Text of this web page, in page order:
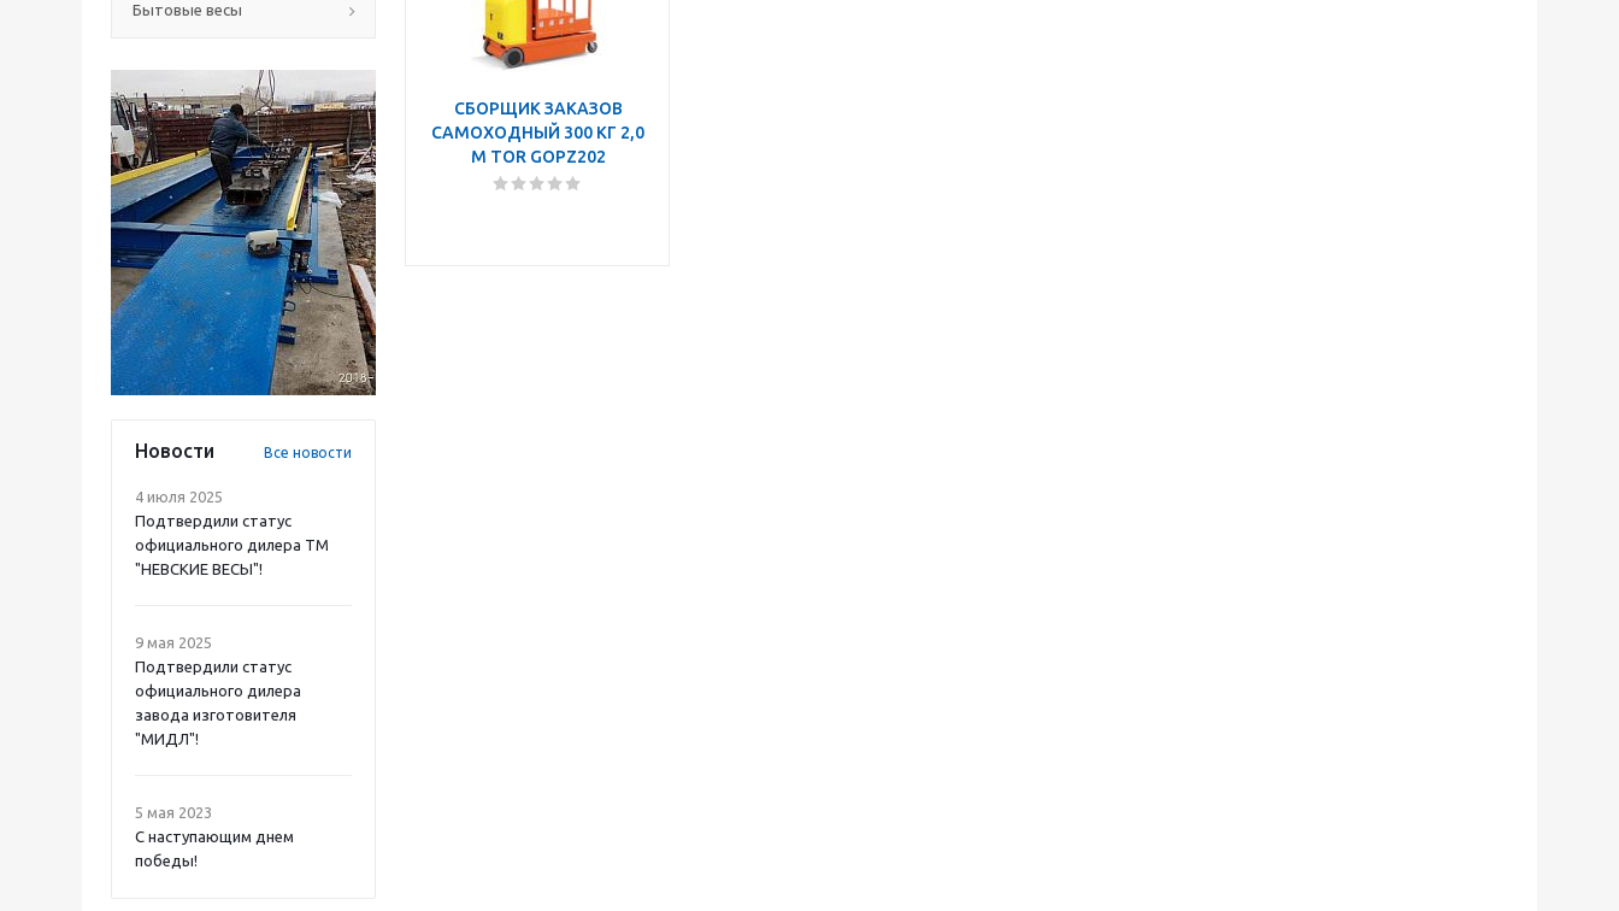
Бытовые весы
Новости Все новости
4 июля 2025
Подтвердили статус
официального дилера ТМ
"НЕВСКИЕ ВЕСЫ"!
9 мая 2025
Подтвердили статус
официального дилера
завода изготовителя
"МИДЛ"!
5 мая 2023
С наступающим днем
победы!
СБОРЩИК ЗАКАЗОВ
САМОХОДНЫЙ 300 КГ 2,0
М TOR GOPZ202